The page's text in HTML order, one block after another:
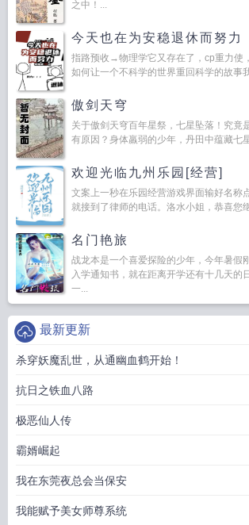
之中！...
今天也在为安稳退休而努力
指路预收→物理学它又存在了，cp重力使
如何让一个不科学的世界重回科学的故事
傲剑天穹
关于傲剑天穹百年星祭，七星坠落！究竟
有原因？身体羸弱的少年，丹田中蕴藏七
欢迎光临九州乐园[经营]
文案上一秒在乐园经营游戏界面输好名称
就接到了律师的电话。洛水小姐，恭喜您
名门艳旅
战龙本是一个喜爱探险的少年，今年暑假
入学通知书，就在距离开学还有十几天的
一...
最新更新
杀穿妖魔乱世，从通幽血鹤开始！
抗日之铁血八路
极恶仙人传
霸婿崛起
我在东莞夜总会当保安
我能赋予美女师尊系统